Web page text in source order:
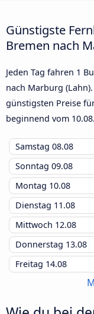
Günstigste
Bremen nach
Jeden Tag fahren 1
nach Marburg
günstigsten Preise
beginnend vom
Samstag 08.08
Sonntag 09.08
Montag 10.08
Dienstag 11.08
Mittwoch 12.08
Donnerstag 13.08
Freitag 14.08